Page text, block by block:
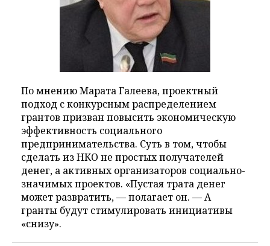
По мнению Марата Галеева, проектный
подход с конкурсным распределением
грантов призван повысить экономическую
эффективность социального
предпринимательства. Суть в том, чтобы
сделать из НКО не простых получателей
денег, а активных организаторов социально-
значимых проектов. «Пустая трата денег
может развратить, — полагает он. — А
гранты будут стимулировать инициативы
«снизу».